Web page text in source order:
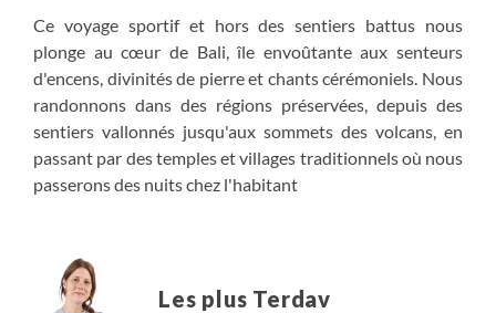
Ce voyage sportif et hors des sentiers battus nous
plonge au cœur de Bali, île envoûtante aux senteurs
d'encens, divinités de pierre et chants cérémoniels. Nous
randonnons dans des régions préservées, depuis des
sentiers vallonnés jusqu'aux sommets des volcans, en
passant par des temples et villages traditionnels où nous
passerons des nuits chez l'habitant
Les plus Terdav